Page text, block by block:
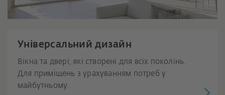
Універсальний дизайн
Вікна та двері, які створені для всіх поколінь.
Для приміщень з урахуванням потреб у
майбутньому.